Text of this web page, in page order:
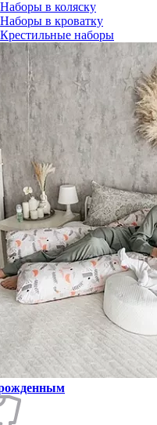
Наборы в коляску
Наборы в кроватку
Крестильные наборы